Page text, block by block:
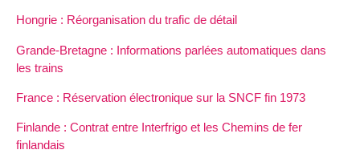
Hongrie : Réorganisation du trafic de détail
Grande-Bretagne : Informations parlées automatiques dans
les trains
France : Réservation électronique sur la SNCF fin 1973
Finlande : Contrat entre Interfrigo et les Chemins de fer
finlandais